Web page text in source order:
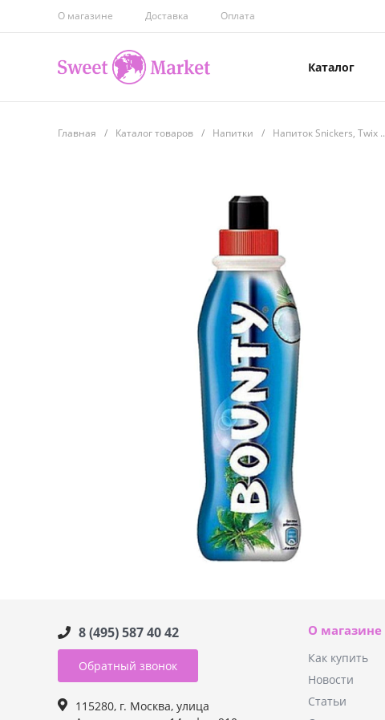
О магазине Доставка Оплата
Каталог
Главная / Каталог товаров / Напитки / Напиток Snickers, Twix ..
8 (495) 587 40 42
Обратный звонок
115280, г. Москва, улица
О магазине
Как купить
Новости
Статьи